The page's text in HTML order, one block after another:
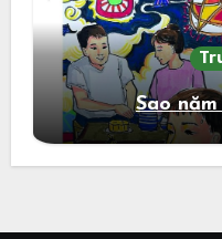
Sao